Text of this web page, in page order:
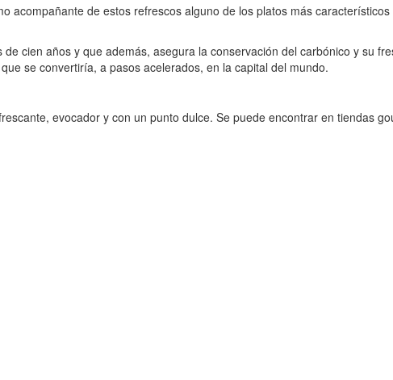
acompañante de estos refrescos alguno de los platos más
cien años y que además, asegura la conservación del carbónico y su
se convertiría, a pasos acelerados, en la capital del mundo.
evocador y con un punto dulce. Se puede encontrar en tiendas